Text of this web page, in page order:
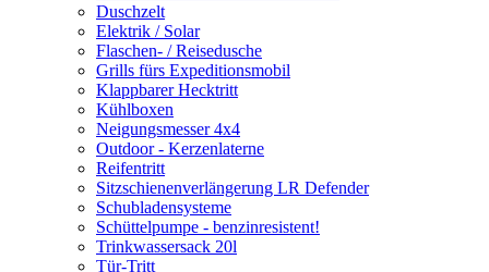
Duschzelt
Elektrik / Solar
Flaschen- / Reisedusche
Grills fürs Expeditionsmobil
Klappbarer Hecktritt
Kühlboxen
Neigungsmesser 4x4
Outdoor - Kerzenlaterne
Reifentritt
Sitzschienenverlängerung LR Defender
Schubladensysteme
Schüttelpumpe - benzinresistent!
Trinkwassersack 20l
Tür-Tritt